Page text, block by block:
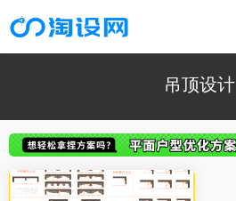
吊顶设计